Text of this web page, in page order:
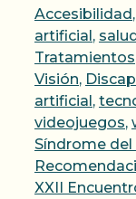
Categorías
Accesibilidad,
artificial,
Tratamientos
Visión,
artificial,
videojuegos,
Síndrome del
XXII